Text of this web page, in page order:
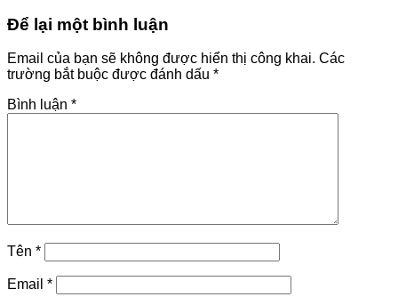
Để lại một bình luận
Email của bạn sẽ không được hiển thị công khai. Các
trường bắt buộc được đánh dấu *
Bình luận *
Tên *
Email *